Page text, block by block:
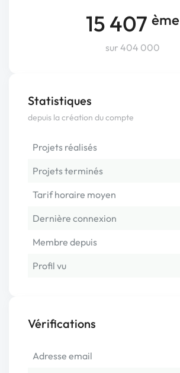
15 407 ème
sur 404 000
Statistiques
depuis la création du compte
Projets réalisés
Projets terminés
Tarif horaire moyen
Dernière connexion
Membre depuis
Profil vu
Vérifications
Adresse email